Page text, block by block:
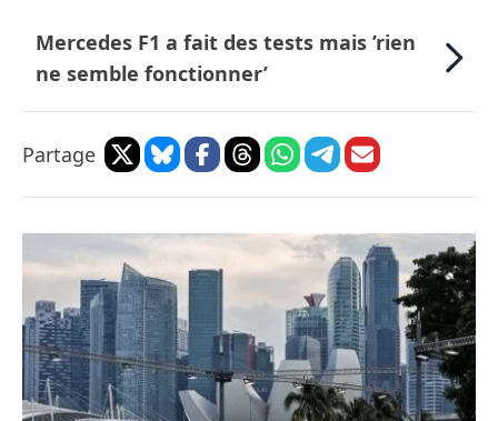
Mercedes F1 a fait des tests mais ’rien
ne semble fonctionner’
Partage